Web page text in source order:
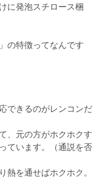
に発泡スチロース梱
の特徴ってなんです
できるのがレンコンだ
、元の方がホクホクす
ています。（通説を否
熱を通せばホクホク。